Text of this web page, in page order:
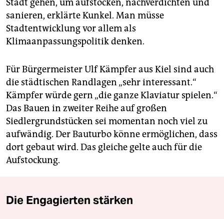
Stadt gehen, um aufstocken, nachverdichten und
sanieren, erklärte Kunkel. Man müsse
Stadtentwicklung vor allem als
Klimaanpassungspolitik denken.
Für Bürgermeister Ulf Kämpfer aus Kiel sind auch
die städtischen Randlagen „sehr interessant.“
Kämpfer würde gern „die ganze Klaviatur spielen.“
Das Bauen in zweiter Reihe auf großen
Siedlergrundstücken sei momentan noch viel zu
aufwändig. Der Bauturbo könne ermöglichen, dass
dort gebaut wird. Das gleiche gelte auch für die
Aufstockung.
Die Engagierten stärken